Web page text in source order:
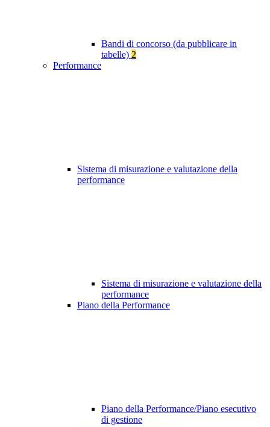
Bandi di concorso (da pubblicare in
tabelle) 2
Performance
Sistema di misurazione e valutazione della
performance
Sistema di misurazione e valutazione della
performance
Piano della Performance
Piano della Performance/Piano esecutivo
di gestione